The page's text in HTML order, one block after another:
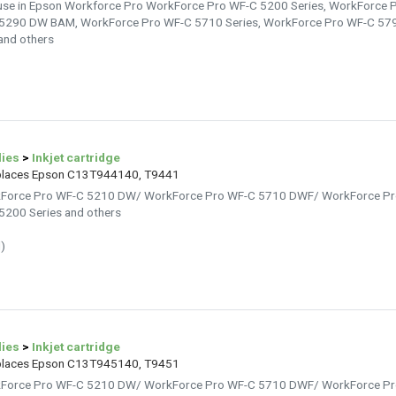
in Epson Workforce Pro WorkForce Pro WF-C 5200 Series, WorkForce
DW BAM, WorkForce Pro WF-C 5710 Series, WorkForce Pro WF-C
others
> Inkjet cartridge
Epson C13T944140, T9441
Pro WF-C 5210 DW/ WorkForce Pro WF-C 5710 DWF/ WorkForce
Series and others
> Inkjet cartridge
Epson C13T945140, T9451
Pro WF-C 5210 DW/ WorkForce Pro WF-C 5710 DWF/ WorkForce